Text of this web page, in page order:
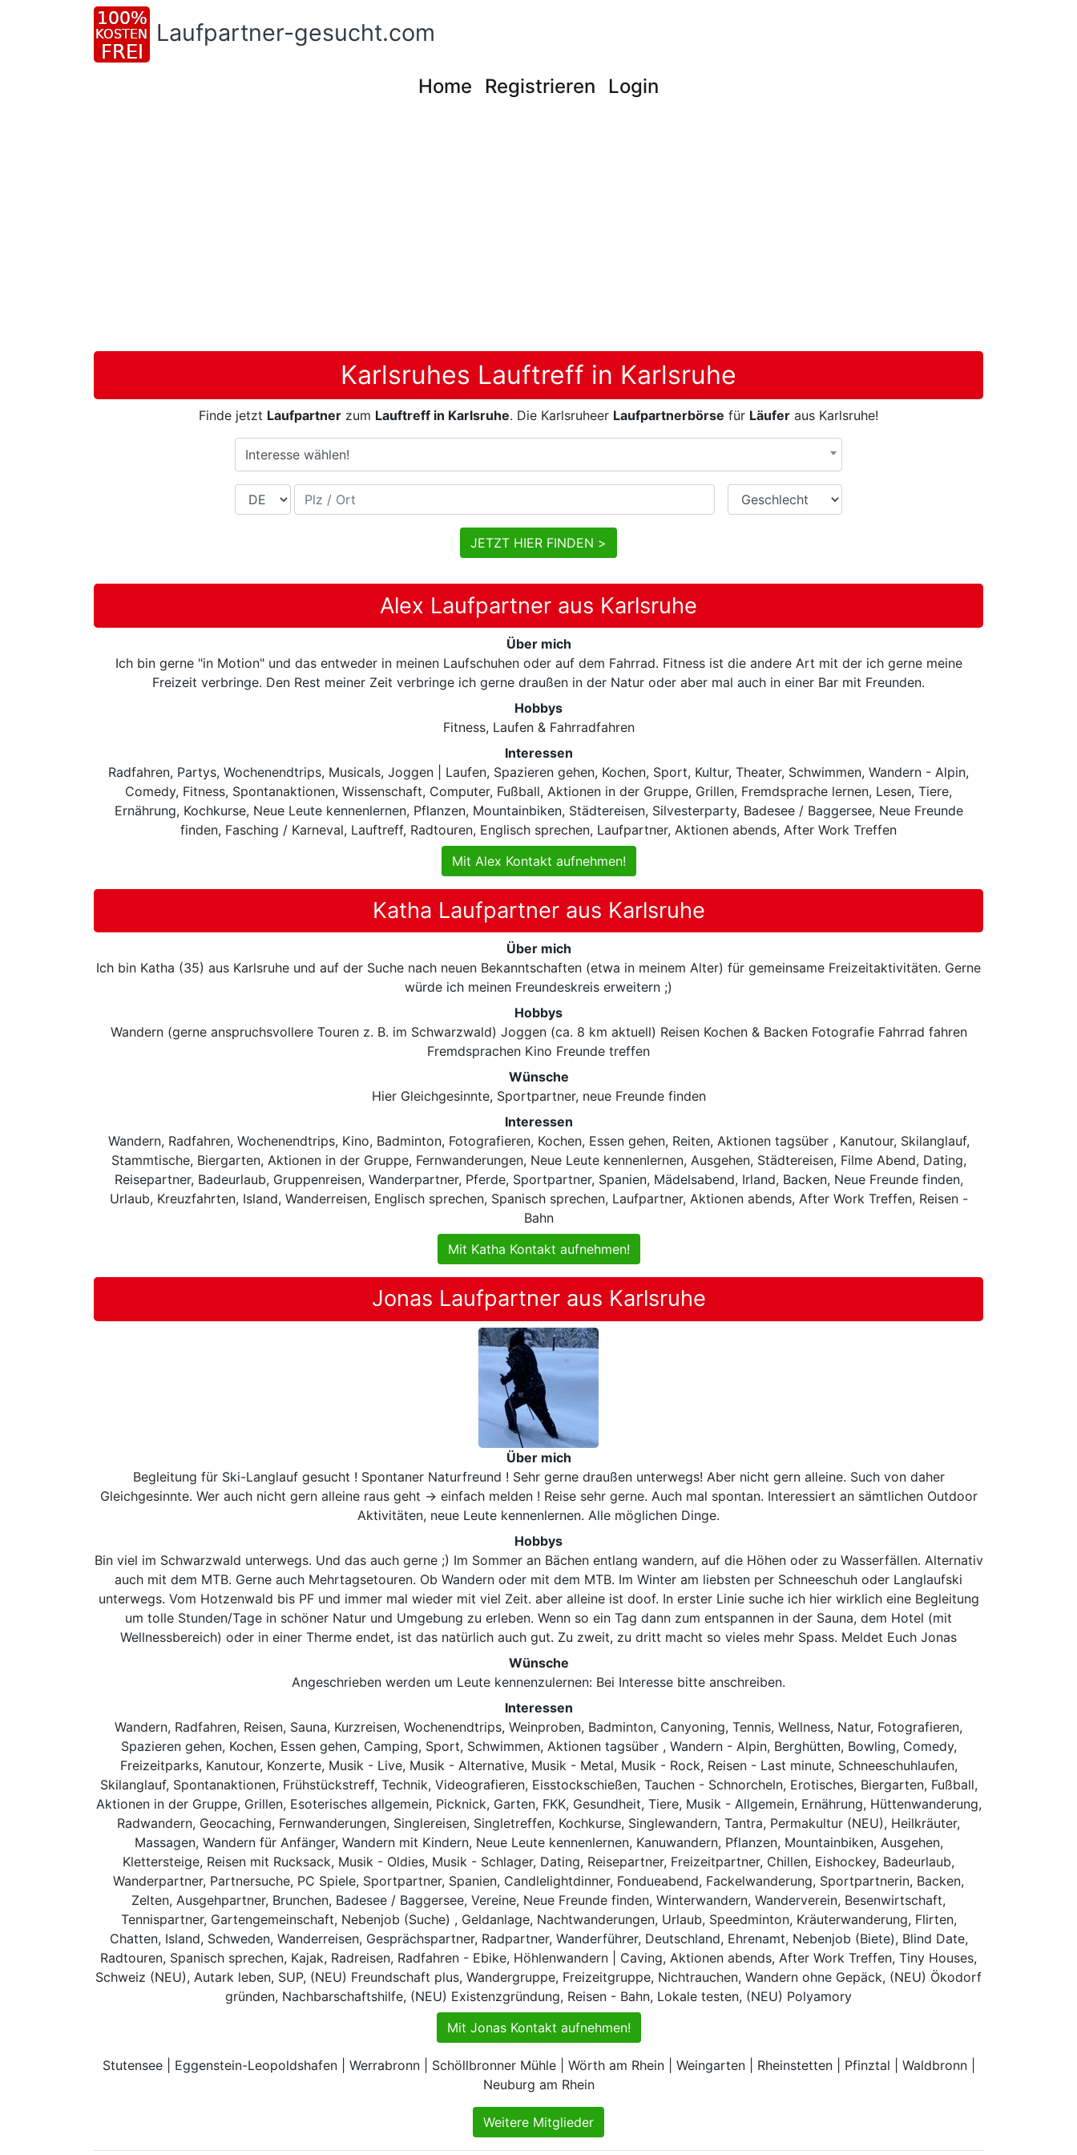
Laufpartner-gesucht.com
Home Registrieren Login
Karlsruhes Lauftreff in Karlsruhe
Finde jetzt Laufpartner zum Lauftreff in Karlsruhe. Die Karlsruheer Laufpartnerbörse für Läufer aus Karlsruhe!
Interesse wählen!
Land Plz / Ort Geschlecht
JETZT HIER FINDEN >
Alex Laufpartner aus Karlsruhe
Über mich
Ich bin gerne "in Motion" und das entweder in meinen Laufschuhen oder auf dem Fahrrad. Fitness ist die andere Art mit der ich gerne meine
Freizeit verbringe. Den Rest meiner Zeit verbringe ich gerne draußen in der Natur oder aber mal auch in einer Bar mit Freunden.
Hobbys
Fitness, Laufen & Fahrradfahren
Interessen
Radfahren, Partys, Wochenendtrips, Musicals, Joggen | Laufen, Spazieren gehen, Kochen, Sport, Kultur, Theater, Schwimmen, Wandern - Alpin,
Comedy, Fitness, Spontanaktionen, Wissenschaft, Computer, Fußball, Aktionen in der Gruppe, Grillen, Fremdsprache lernen, Lesen, Tiere,
Ernährung, Kochkurse, Neue Leute kennenlernen, Pflanzen, Mountainbiken, Städtereisen, Silvesterparty, Badesee / Baggersee, Neue Freunde
finden, Fasching / Karneval, Lauftreff, Radtouren, Englisch sprechen, Laufpartner, Aktionen abends, After Work Treffen
Mit Alex Kontakt aufnehmen!
Katha Laufpartner aus Karlsruhe
Über mich
Ich bin Katha (35) aus Karlsruhe und auf der Suche nach neuen Bekanntschaften (etwa in meinem Alter) für gemeinsame Freizeitaktivitäten. Gerne
würde ich meinen Freundeskreis erweitern ;)
Hobbys
Wandern (gerne anspruchsvollere Touren z. B. im Schwarzwald) Joggen (ca. 8 km aktuell) Reisen Kochen & Backen Fotografie Fahrrad fahren
Fremdsprachen Kino Freunde treffen
Wünsche
Hier Gleichgesinnte, Sportpartner, neue Freunde finden
Interessen
Wandern, Radfahren, Wochenendtrips, Kino, Badminton, Fotografieren, Kochen, Essen gehen, Reiten, Aktionen tagsüber , Kanutour, Skilanglauf,
Stammtische, Biergarten, Aktionen in der Gruppe, Fernwanderungen, Neue Leute kennenlernen, Ausgehen, Städtereisen, Filme Abend, Dating,
Reisepartner, Badeurlaub, Gruppenreisen, Wanderpartner, Pferde, Sportpartner, Spanien, Mädelsabend, Irland, Backen, Neue Freunde finden,
Urlaub, Kreuzfahrten, Island, Wanderreisen, Englisch sprechen, Spanisch sprechen, Laufpartner, Aktionen abends, After Work Treffen, Reisen -
Bahn
Mit Katha Kontakt aufnehmen!
Jonas Laufpartner aus Karlsruhe
Über mich
Begleitung für Ski-Langlauf gesucht ! Spontaner Naturfreund ! Sehr gerne draußen unterwegs! Aber nicht gern alleine. Such von daher
Gleichgesinnte. Wer auch nicht gern alleine raus geht -> einfach melden ! Reise sehr gerne. Auch mal spontan. Interessiert an sämtlichen Outdoor
Aktivitäten, neue Leute kennenlernen. Alle möglichen Dinge.
Hobbys
Bin viel im Schwarzwald unterwegs. Und das auch gerne ;) Im Sommer an Bächen entlang wandern, auf die Höhen oder zu Wasserfällen. Alternativ
auch mit dem MTB. Gerne auch Mehrtagsetouren. Ob Wandern oder mit dem MTB. Im Winter am liebsten per Schneeschuh oder Langlaufski
unterwegs. Vom Hotzenwald bis PF und immer mal wieder mit viel Zeit. aber alleine ist doof. In erster Linie suche ich hier wirklich eine Begleitung
um tolle Stunden/Tage in schöner Natur und Umgebung zu erleben. Wenn so ein Tag dann zum entspannen in der Sauna, dem Hotel (mit
Wellnessbereich) oder in einer Therme endet, ist das natürlich auch gut. Zu zweit, zu dritt macht so vieles mehr Spass. Meldet Euch Jonas
Wünsche
Angeschrieben werden um Leute kennenzulernen: Bei Interesse bitte anschreiben.
Interessen
Wandern, Radfahren, Reisen, Sauna, Kurzreisen, Wochenendtrips, Weinproben, Badminton, Canyoning, Tennis, Wellness, Natur, Fotografieren,
Spazieren gehen, Kochen, Essen gehen, Camping, Sport, Schwimmen, Aktionen tagsüber , Wandern - Alpin, Berghütten, Bowling, Comedy,
Freizeitparks, Kanutour, Konzerte, Musik - Live, Musik - Alternative, Musik - Metal, Musik - Rock, Reisen - Last minute, Schneeschuhlaufen,
Skilanglauf, Spontanaktionen, Frühstückstreff, Technik, Videografieren, Eisstockschießen, Tauchen - Schnorcheln, Erotisches, Biergarten, Fußball,
Aktionen in der Gruppe, Grillen, Esoterisches allgemein, Picknick, Garten, FKK, Gesundheit, Tiere, Musik - Allgemein, Ernährung, Hüttenwanderung,
Radwandern, Geocaching, Fernwanderungen, Singlereisen, Singletreffen, Kochkurse, Singlewandern, Tantra, Permakultur (NEU), Heilkräuter,
Massagen, Wandern für Anfänger, Wandern mit Kindern, Neue Leute kennenlernen, Kanuwandern, Pflanzen, Mountainbiken, Ausgehen,
Klettersteige, Reisen mit Rucksack, Musik - Oldies, Musik - Schlager, Dating, Reisepartner, Freizeitpartner, Chillen, Eishockey, Badeurlaub,
Wanderpartner, Partnersuche, PC Spiele, Sportpartner, Spanien, Candlelightdinner, Fondueabend, Fackelwanderung, Sportpartnerin, Backen,
Zelten, Ausgehpartner, Brunchen, Badesee / Baggersee, Vereine, Neue Freunde finden, Winterwandern, Wanderverein, Besenwirtschaft,
Tennispartner, Gartengemeinschaft, Nebenjob (Suche) , Geldanlage, Nachtwanderungen, Urlaub, Speedminton, Kräuterwanderung, Flirten,
Chatten, Island, Schweden, Wanderreisen, Gesprächspartner, Radpartner, Wanderführer, Deutschland, Ehrenamt, Nebenjob (Biete), Blind Date,
Radtouren, Spanisch sprechen, Kajak, Radreisen, Radfahren - Ebike, Höhlenwandern | Caving, Aktionen abends, After Work Treffen, Tiny Houses,
Schweiz (NEU), Autark leben, SUP, (NEU) Freundschaft plus, Wandergruppe, Freizeitgruppe, Nichtrauchen, Wandern ohne Gepäck, (NEU) Ökodorf
gründen, Nachbarschaftshilfe, (NEU) Existenzgründung, Reisen - Bahn, Lokale testen, (NEU) Polyamory
Mit Jonas Kontakt aufnehmen!
Stutensee | Eggenstein-Leopoldshafen | Werrabronn | Schöllbronner Mühle | Wörth am Rhein | Weingarten | Rheinstetten | Pfinztal | Waldbronn |
Neuburg am Rhein
Weitere Mitglieder